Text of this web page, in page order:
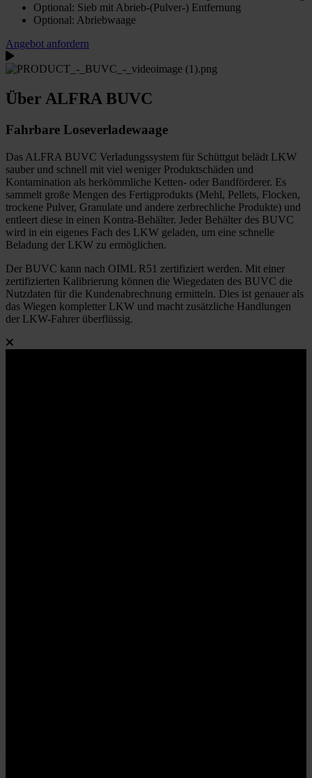
Optional: Sieb mit Abrieb-(Pulver-) Entfernung
Optional: Abriebwaage
Angebot anfordern
Über ALFRA BUVC
Fahrbare Loseverladewaage
Das ALFRA BUVC Verladungssystem für Schüttgut belädt LKW
sauber und schnell mit viel weniger Produktschäden und
Kontamination als herkömmliche Ketten- oder Bandförderer. Es
sammelt große Mengen des Fertigprodukts (Mehl, Pellets, Flocken,
trockene Pulver, Granulate und andere zerbrechliche Produkte) und
entleert diese in einen Kontra-Behälter. Jeder Behälter des BUVC
wird in ein eigenes Fach des LKW geladen, um eine schnelle
Beladung der LKW zu ermöglichen.
Der BUVC kann nach OIML R51 zertifiziert werden. Mit einer
zertifizierten Kalibrierung können die Wiegedaten des BUVC die
Nutzdaten für die Kundenabrechnung ermitteln. Dies ist genauer als
das Wiegen kompletter LKW und macht zusätzliche Handlungen
der LKW-Fahrer überflüssig.